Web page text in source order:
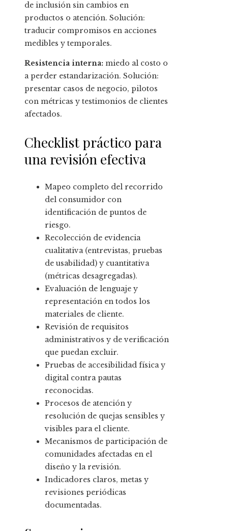
de inclusión sin cambios en
productos o atención. Solución:
traducir compromisos en acciones
medibles y temporales.
Resistencia interna: miedo al costo o
a perder estandarización. Solución:
presentar casos de negocio, pilotos
con métricas y testimonios de clientes
afectados.
Checklist práctico para
una revisión efectiva
Mapeo completo del recorrido
del consumidor con
identificación de puntos de
riesgo.
Recolección de evidencia
cualitativa (entrevistas, pruebas
de usabilidad) y cuantitativa
(métricas desagregadas).
Evaluación de lenguaje y
representación en todos los
materiales de cliente.
Revisión de requisitos
administrativos y de verificación
que puedan excluir.
Pruebas de accesibilidad física y
digital contra pautas
reconocidas.
Procesos de atención y
resolución de quejas sensibles y
visibles para el cliente.
Mecanismos de participación de
comunidades afectadas en el
diseño y la revisión.
Indicadores claros, metas y
revisiones periódicas
documentadas.